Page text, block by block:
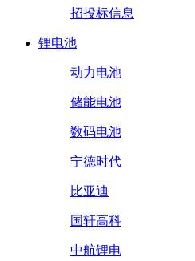
招投标信息
锂电池
动力电池
储能电池
数码电池
宁德时代
比亚迪
国轩高科
中航锂电